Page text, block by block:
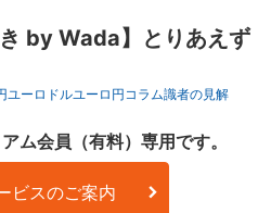
by Wada】とりあえず
ユーロドルユーロ円コラム識者の見解
ム会員（有料）専用です。
ビスのご案内